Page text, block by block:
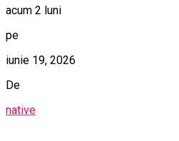
acum 2 luni
pe
iunie 19, 2026
De
native